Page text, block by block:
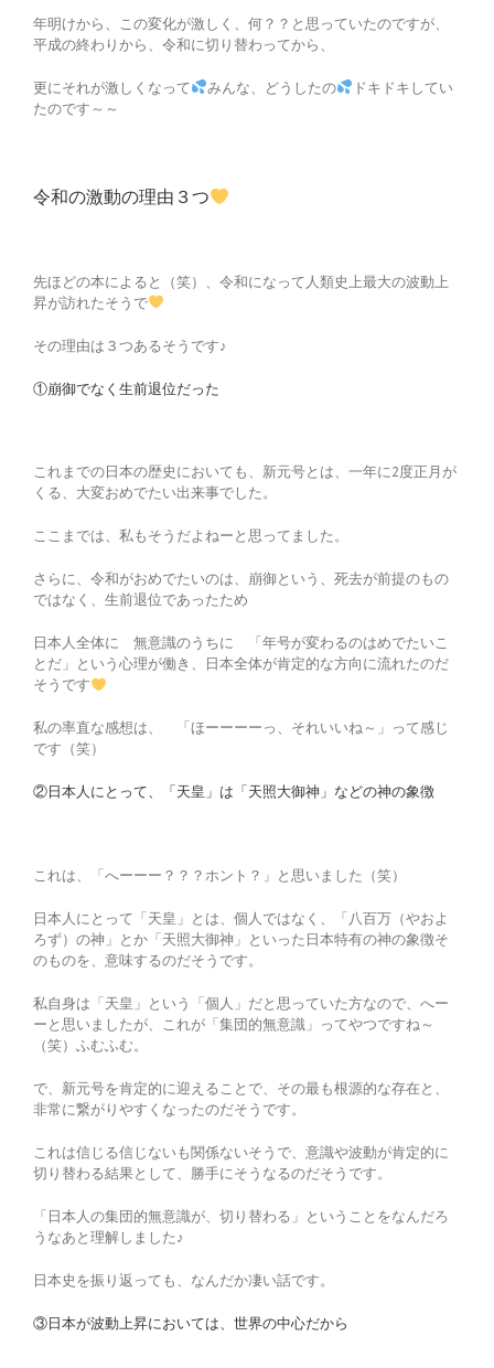
年明けから、この変化が激しく、何？？と思っていたのですが、
平成の終わりから、令和に切り替わってから、
更にそれが激しくなって みんな、どうしたの
ドキドキしてい
たのです～～
令和の激動の理由３つ
先ほどの本によると（笑）、令和になって人類史上最大の波動上
昇が訪れたそうで
その理由は３つあるそうです♪
①崩御でなく生前退位だった
これまでの日本の歴史においても、新元号とは、一年に2度正月が
くる、大変おめでたい出来事でした。
ここまでは、私もそうだよねーと思ってました。
さらに、令和がおめでたいのは、崩御という、死去が前提のもの
ではなく、生前退位であったため
日本人全体に 無意識のうちに 「年号が変わるのはめでたいこ
とだ」という心理が働き、日本全体が肯定的な方向に流れたのだ
そうです
私の率直な感想は、 「ほーーーーっ、それいいね～」って感じ
です（笑）
②日本人にとって、「天皇」は「天照大御神」などの神の象徴
これは、「へーーー？？？ホント？」と思いました（笑）
日本人にとって「天皇」とは、個人ではなく、「八百万（やおよ
ろず）の神」とか「天照大御神」といった日本特有の神の象徴そ
のものを、意味するのだそうです。
私自身は「天皇」という「個人」だと思っていた方なので、へー
ーと思いましたが、これが「集団的無意識」ってやつですね～
（笑）ふむふむ。
で、新元号を肯定的に迎えることで、その最も根源的な存在と、
非常に繋がりやすくなったのだそうです。
これは信じる信じないも関係ないそうで、意識や波動が肯定的に
切り替わる結果として、勝手にそうなるのだそうです。
「日本人の集団的無意識が、切り替わる」ということをなんだろ
うなあと理解しました♪
日本史を振り返っても、なんだか凄い話です。
③日本が波動上昇においては、世界の中心だから